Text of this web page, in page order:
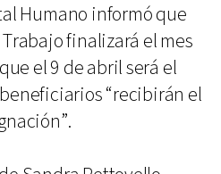
Humano informó que
finalizará el mes
el 9 de abril será el
“recibirán el